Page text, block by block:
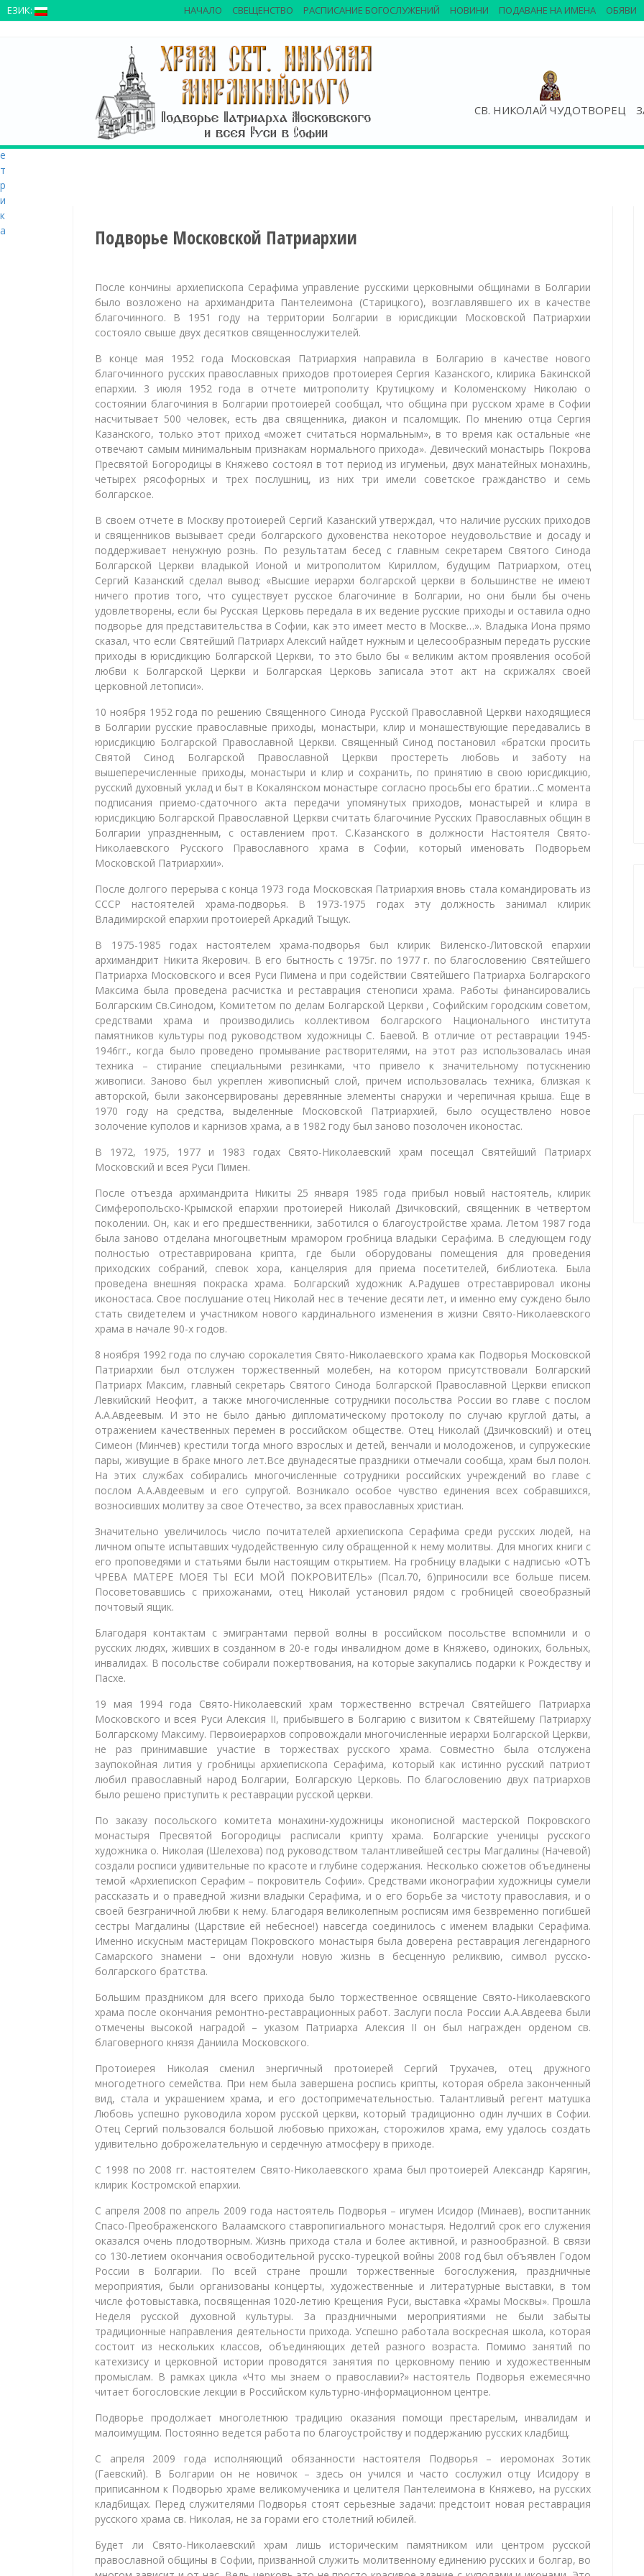
S
n
t
e
n
t
СВ. НИКОЛАЙ ЧУДОТВОРЕЦ
НАЧАЛО СВЕЩЕНСТВО РАСПИСАНИЕ БОГОСЛУЖЕНИЙ НОВИНИ ПОДАВАНЕ НА ИМЕНА ОБЯВИ
ЕЗИК:
Подворье Московской Патриархии
После кончины архиепископа Серафима управление русскими церковными общинами в Болгарии
было возложено на архимандрита Пантелеимона (Старицкого), возглавлявшего их в качестве
благочинного. В 1951 году на территории Болгарии в юрисдикции Московской Патриархии
состояло свыше двух десятков священнослужителей.
В конце мая 1952 года Московская Патриархия направила в Болгарию в качестве нового
благочинного русских православных приходов протоиерея Сергия Казанского, клирика Бакинской
епархии. 3 июля 1952 года в отчете митрополиту Крутицкому и Коломенскому Николаю о
состоянии благочиния в Болгарии протоиерей сообщал, что община при русском храме в Софии
насчитывает 500 человек, есть два священника, диакон и псаломщик. По мнению отца Сергия
Казанского, только этот приход «может считаться нормальным», в то время как остальные «не
отвечают самым минимальным признакам нормального прихода». Девический монастырь Покрова
Пресвятой Богородицы в Княжево состоял в тот период из игуменьи, двух манатейных монахинь,
четырех рясофорных и трех послушниц, из них три имели советское гражданство и семь
болгарское.
В своем отчете в Москву протоиерей Сергий Казанский утверждал, что наличие русских приходов
и священников вызывает среди болгарского духовенства некоторое неудовольствие и досаду и
поддерживает ненужную рознь. По результатам бесед с главным секретарем Святого Синода
Болгарской Церкви владыкой Ионой и митрополитом Кириллом, будущим Патриархом, отец
Сергий Казанский сделал вывод: «Высшие иерархи болгарской церкви в большинстве не имеют
ничего против того, что существует русское благочиние в Болгарии, но они были бы очень
удовлетворены, если бы Русская Церковь передала в их ведение русские приходы и оставила одно
подворье для представительства в Софии, как это имеет место в Москве…». Владыка Иона прямо
сказал, что если Святейший Патриарх Алексий найдет нужным и целесообразным передать русские
приходы в юрисдикцию Болгарской Церкви, то это было бы « великим актом проявления особой
любви к Болгарской Церкви и Болгарская Церковь записала этот акт на скрижалях своей
церковной летописи».
10 ноября 1952 года по решению Священного Синода Русской Православной Церкви находящиеся
в Болгарии русские православные приходы, монастыри, клир и монашествующие передавались в
юрисдикцию Болгарской Православной Церкви. Священный Синод постановил «братски просить
Святой Синод Болгарской Православной Церкви простереть любовь и заботу на
вышеперечисленные приходы, монастыри и клир и сохранить, по принятию в свою юрисдикцию,
русский духовный уклад и быт в Кокалянском монастыре согласно просьбы его братии…С момента
подписания приемо-сдаточного акта передачи упомянутых приходов, монастырей и клира в
юрисдикцию Болгарской Православной Церкви считать благочиние Русских Православных общин в
Болгарии упраздненным, с оставлением прот. С.Казанского в должности Настоятеля Свято-
Николаевского Русского Православного храма в Софии, который именовать Подворьем
Московской Патриархии».
После долгого перерыва с конца 1973 года Московская Патриархия вновь стала командировать из
СССР настоятелей храма-подворья. В 1973-1975 годах эту должность занимал клирик
Владимирской епархии протоиерей Аркадий Тыщук.
В 1975-1985 годах настоятелем храма-подворья был клирик Виленско-Литовской епархии
архимандрит Никита Якерович. В его бытность с 1975г. по 1977 г. по благословению Святейшего
Патриарха Московского и всея Руси Пимена и при содействии Святейшего Патриарха Болгарского
Максима была проведена расчистка и реставрация стенописи храма. Работы финансировались
Болгарским Св.Синодом, Комитетом по делам Болгарской Церкви , Софийским городским советом,
средствами храма и производились коллективом болгарского Национального института
памятников культуры под руководством художницы С. Баевой. В отличие от реставрации 1945-
1946гг., когда было проведено промывание растворителями, на этот раз использовалась иная
техника – стирание специальными резинками, что привело к значительному потускнению
живописи. Заново был укреплен живописный слой, причем использовалась техника, близкая к
авторской, были законсервированы деревянные элементы снаружи и черепичная крыша. Еще в
1970 году на средства, выделенные Московской Патриархией, было осуществлено новое
золочение куполов и карнизов храма, а в 1982 году был заново позолочен иконостас.
В 1972, 1975, 1977 и 1983 годах Свято-Николаевский храм посещал Святейший Патриарх
Московский и всея Руси Пимен.
После отъезда архимандрита Никиты 25 января 1985 года прибыл новый настоятель, клирик
Симферопольско-Крымской епархии протоиерей Николай Дзичковский, священник в четвертом
поколении. Он, как и его предшественники, заботился о благоустройстве храма. Летом 1987 года
была заново отделана многоцветным мрамором гробница владыки Серафима. В следующем году
полностью отреставрирована крипта, где были оборудованы помещения для проведения
приходских собраний, спевок хора, канцелярия для приема посетителей, библиотека. Была
проведена внешняя покраска храма. Болгарский художник А.Радушев отреставрировал иконы
иконостаса. Свое послушание отец Николай нес в течение десяти лет, и именно ему суждено было
стать свидетелем и участником нового кардинального изменения в жизни Свято-Николаевского
храма в начале 90-х годов.
8 ноября 1992 года по случаю сорокалетия Свято-Николаевского храма как Подворья Московской
Патриархии был отслужен торжественный молебен, на котором присутствовали Болгарский
Патриарх Максим, главный секретарь Святого Синода Болгарской Православной Церкви епископ
Левкийский Неофит, а также многочисленные сотрудники посольства России во главе с послом
А.А.Авдеевым. И это не было данью дипломатическому протоколу по случаю круглой даты, а
отражением качественных перемен в российском обществе. Отец Николай (Дзичковский) и отец
Симеон (Минчев) крестили тогда много взрослых и детей, венчали и молодоженов, и супружеские
пары, живущие в браке много лет.Все двунадесятые праздники отмечали сообща, храм был полон.
На этих службах собирались многочисленные сотрудники российских учреждений во главе с
послом А.А.Авдеевым и его супругой. Возникало особое чувство единения всех собравшихся,
возносивших молитву за свое Отечество, за всех православных христиан.
Значительно увеличилось число почитателей архиепископа Серафима среди русских людей, на
личном опыте испытавших чудодейственную силу обращенной к нему молитвы. Для многих книги с
его проповедями и статьями были настоящим открытием. На гробницу владыки с надписью «ОТЪ
ЧРЕВА МАТЕРЕ МОЕЯ ТЫ ЕСИ МОЙ ПОКРОВИТЕЛЬ» (Псал.70, 6)приносили все больше писем.
Посоветовавшись с прихожанами, отец Николай установил рядом с гробницей своеобразный
почтовый ящик.
Благодаря контактам с эмигрантами первой волны в российском посольстве вспомнили и о
русских людях, живших в созданном в 20-е годы инвалидном доме в Княжево, одиноких, больных,
инвалидах. В посольстве собирали пожертвования, на которые закупались подарки к Рождеству и
Пасхе.
19 мая 1994 года Свято-Николаевский храм торжественно встречал Святейшего Патриарха
Московского и всея Руси Алексия II, прибывшего в Болгарию с визитом к Святейшему Патриарху
Болгарскому Максиму. Первоиерархов сопровождали многочисленные иерархи Болгарской Церкви,
не раз принимавшие участие в торжествах русского храма. Совместно была отслужена
заупокойная лития у гробницы архиепископа Серафима, который как истинно русский патриот
любил православный народ Болгарии, Болгарскую Церковь. По благословению двух патриархов
было решено приступить к реставрации русской церкви.
По заказу посольского комитета монахини-художницы иконописной мастерской Покровского
монастыря Пресвятой Богородицы расписали крипту храма. Болгарские ученицы русского
художника о. Николая (Шелехова) под руководством талантливейшей сестры Магдалины (Начевой)
создали росписи удивительные по красоте и глубине содержания. Несколько сюжетов объединены
темой «Архиепископ Серафим – покровитель Софии». Средствами иконографии художницы сумели
рассказать и о праведной жизни владыки Серафима, и о его борьбе за чистоту православия, и о
своей безграничной любви к нему. Благодаря великолепным росписям имя безвременно погибшей
сестры Магдалины (Царствие ей небесное!) навсегда соединилось с именем владыки Серафима.
Именно искусным мастерицам Покровского монастыря была доверена реставрация легендарного
Самарского знамени – они вдохнули новую жизнь в бесценную реликвию, символ русско-
болгарского братства.
Большим праздником для всего прихода было торжественное освящение Свято-Николаевского
храма после окончания ремонтно-реставрационных работ. Заслуги посла России А.А.Авдеева были
отмечены высокой наградой – указом Патриарха Алексия II он был награжден орденом св.
благоверного князя Даниила Московского.
Протоиерея Николая сменил энергичный протоиерей Сергий Трухачев, отец дружного
многодетного семейства. При нем была завершена роспись крипты, которая обрела законченный
вид, стала и украшением храма, и его достопримечательностью. Талантливый регент матушка
Любовь успешно руководила хором русской церкви, который традиционно один лучших в Софии.
Отец Сергий пользовался большой любовью прихожан, сторожилов храма, ему удалось создать
удивительно доброжелательную и сердечную атмосферу в приходе.
С 1998 по 2008 гг. настоятелем Свято-Николаевского храма был протоиерей Александр Карягин,
клирик Костромской епархии.
С апреля 2008 по апрель 2009 года настоятель Подворья – игумен Исидор (Минаев), воспитанник
Спасо-Преображенского Валаамского ставропигиального монастыря. Недолгий срок его служения
оказался очень плодотворным. Жизнь прихода стала и более активной, и разнообразной. В связи
со 130-летием окончания освободительной русско-турецкой войны 2008 год был объявлен Годом
России в Болгарии. По всей стране прошли торжественные богослужения, праздничные
мероприятия, были организованы концерты, художественные и литературные выставки, в том
числе фотовыставка, посвященная 1020-летию Крещения Руси, выставка «Храмы Москвы». Прошла
Неделя русской духовной культуры. За праздничными мероприятиями не были забыты
традиционные направления деятельности прихода. Успешно работала воскресная школа, которая
состоит из нескольких классов, объединяющих детей разного возраста. Помимо занятий по
катехизису и церковной истории проводятся занятия по церковному пению и художественным
промыслам. В рамках цикла «Что мы знаем о православии?» настоятель Подворья ежемесячно
читает богословские лекции в Российском культурно-информационном центре.
Подворье продолжает многолетнюю традицию оказания помощи престарелым, инвалидам и
малоимущим. Постоянно ведется работа по благоустройству и поддержанию русских кладбищ.
С апреля 2009 года исполняющий обязанности настоятеля Подворья – иеромонах Зотик
(Гаевский). В Болгарии он не новичок – здесь он учился и часто сослужил отцу Исидору в
приписанном к Подворью храме великомученика и целителя Пантелеимона в Княжево, на русских
кладбищах. Перед служителями Подворья стоят серьезные задачи: предстоит новая реставрация
русского храма св. Николая, не за горами его столетний юбилей.
Будет ли Свято-Николаевский храм лишь историческим памятником или центром русской
православной общины в Софии, призванной служить молитвенному единению русских и болгар, во